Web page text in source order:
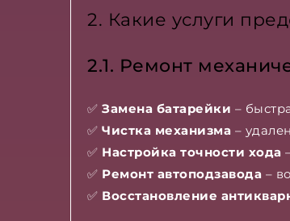
2. Какие услуги
2.1. Ремонт
✅ Замена батарейки –
✅ Чистка механизма –
✅ Настройка точности хода
✅ Ремонт автоподзавода –
✅ Восстановление